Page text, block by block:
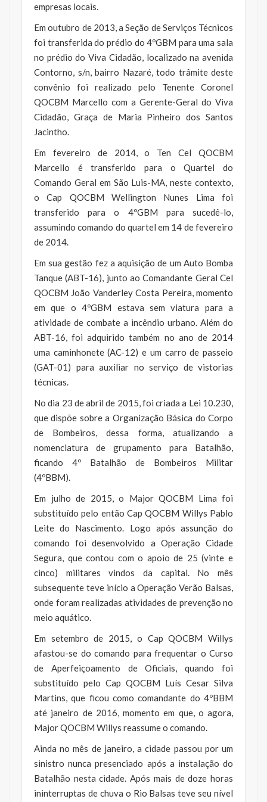
empresas locais.
Em outubro de 2013, a Seção de Serviços Técnicos
foi transferida do prédio do 4ºGBM para uma sala
no prédio do Viva Cidadão, localizado na avenida
Contorno, s/n, bairro Nazaré, todo trâmite deste
convênio foi realizado pelo Tenente Coronel
QOCBM Marcello com a Gerente-Geral do Viva
Cidadão, Graça de Maria Pinheiro dos Santos
Jacintho.
Em fevereiro de 2014, o Ten Cel QOCBM
Marcello é transferido para o Quartel do
Comando Geral em São Luis-MA, neste contexto,
o Cap QOCBM Wellington Nunes Lima foi
transferido para o 4ºGBM para sucedê-lo,
assumindo comando do quartel em 14 de fevereiro
de 2014.
Em sua gestão fez a aquisição de um Auto Bomba
Tanque (ABT-16), junto ao Comandante Geral Cel
QOCBM João Vanderley Costa Pereira, momento
em que o 4ºGBM estava sem viatura para a
atividade de combate a incêndio urbano. Além do
ABT-16, foi adquirido também no ano de 2014
uma caminhonete (AC-12) e um carro de passeio
(GAT-01) para auxiliar no serviço de vistorias
técnicas.
No dia 23 de abril de 2015, foi criada a Lei 10.230,
que dispõe sobre a Organização Básica do Corpo
de Bombeiros, dessa forma, atualizando a
nomenclatura de grupamento para Batalhão,
ficando 4º Batalhão de Bombeiros Militar
(4ºBBM).
Em julho de 2015, o Major QOCBM Lima foi
substituído pelo então Cap QOCBM Willys Pablo
Leite do Nascimento. Logo após assunção do
comando foi desenvolvido a Operação Cidade
Segura, que contou com o apoio de 25 (vinte e
cinco) militares vindos da capital. No mês
subsequente teve início a Operação Verão Balsas,
onde foram realizadas atividades de prevenção no
meio aquático.
Em setembro de 2015, o Cap QOCBM Willys
afastou-se do comando para frequentar o Curso
de Aperfeiçoamento de Oficiais, quando foi
substituído pelo Cap QOCBM Luís Cesar Silva
Martins, que ficou como comandante do 4ºBBM
até janeiro de 2016, momento em que, o agora,
Major QOCBM Willys reassume o comando.
Ainda no mês de janeiro, a cidade passou por um
sinistro nunca presenciado após a instalação do
Batalhão nesta cidade. Após mais de doze horas
ininterruptas de chuva o Rio Balsas teve seu nível